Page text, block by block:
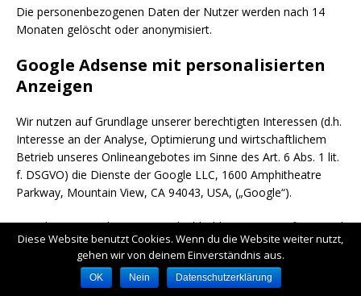
Die personenbezogenen Daten der Nutzer werden nach 14
Monaten gelöscht oder anonymisiert.
Google Adsense mit personalisierten
Anzeigen
Wir nutzen auf Grundlage unserer berechtigten Interessen (d.h.
Interesse an der Analyse, Optimierung und wirtschaftlichem
Betrieb unseres Onlineangebotes im Sinne des Art. 6 Abs. 1 lit.
f. DSGVO) die Dienste der Google LLC, 1600 Amphitheatre
Parkway, Mountain View, CA 94043, USA, („Google“).
Google ist unter dem Privacy-Shield-Abkommen zertifiziert und
bietet hierdurch eine Garantie, das europäische
Datenschutzrecht einzuhalten
https://www.privacyshield.gov/participant?
Diese Website benutzt Cookies. Wenn du die Website weiter nutzt,
gehen wir von deinem Einverständnis aus.
OK Nein Datenschutzerklärung